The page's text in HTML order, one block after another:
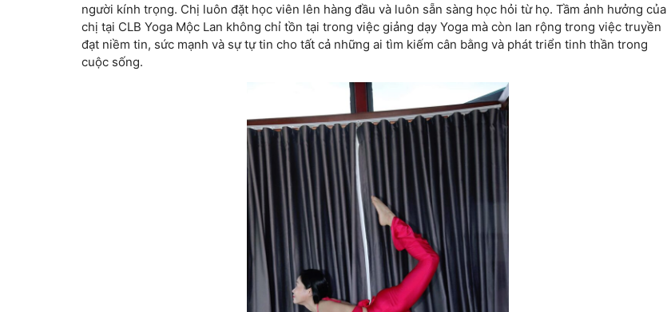
người kính trọng. Chị luôn đặt học viên lên hàng đầu và luôn sẵn sàng học hỏi từ họ. Tầm ảnh hưởng của
chị tại CLB Yoga Mộc Lan không chỉ tồn tại trong việc giảng dạy Yoga mà còn lan rộng trong việc truyền
đạt niềm tin, sức mạnh và sự tự tin cho tất cả những ai tìm kiếm cân bằng và phát triển tinh thần trong
cuộc sống.